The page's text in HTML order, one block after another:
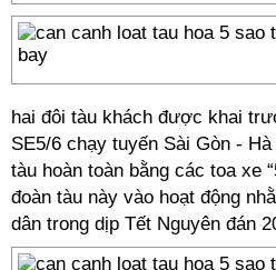
hai đôi tàu khách được khai
SE5/6 chạy tuyến Sài Gòn -
tàu hoàn toàn bằng các toa xe
đoàn tàu này vào hoạt động
dân trong dịp Tết Nguyên đán